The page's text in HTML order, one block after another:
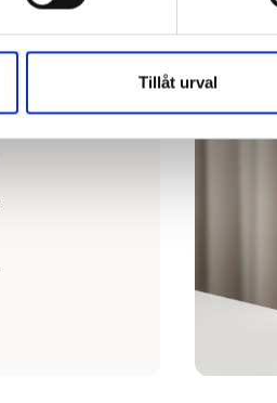
Tillåt urval